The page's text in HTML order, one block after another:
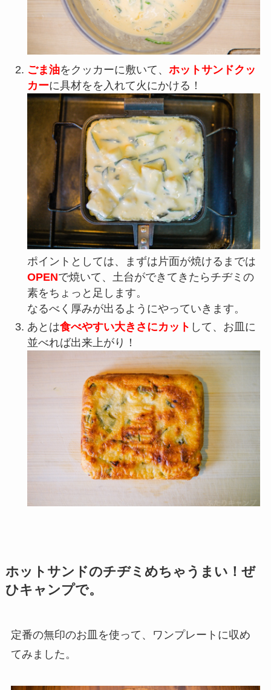
ごま油をクッカーに敷いて、 ホットサンドクッ
カーに具材をを入れて火にかける！
ポイントとしては、まずは片面が焼けるまでは
OPENで焼いて、土台ができてきたらチヂミの
素をちょっと足します。
なるべく厚みが出るようにやっていきます。
あとは食べやすい大きさにカット して、お皿に
並べれば出来上がり！
ホットサンドのチヂミめちゃうまい！ぜ
ひキャンプで。
定番の無印のお皿を使って、ワンプレートに収め
てみました。